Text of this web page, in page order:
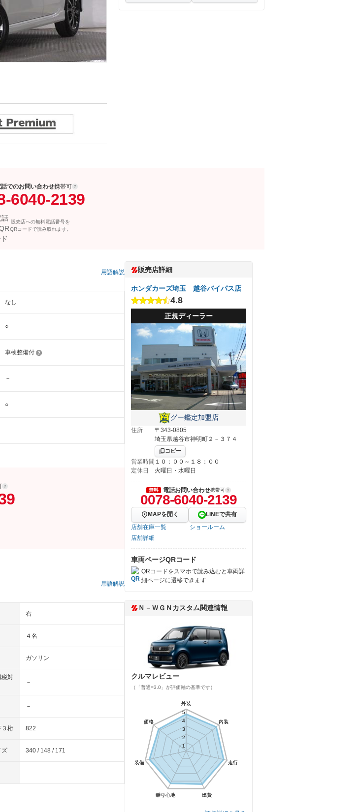
話でのお問い合わせ携帯可
6040-2139
販売店への無料電話番号を
QRコードで読み取れます。
用語解説
なし
○
車検整備付
－
○
用語解説
右
４名
ガソリン
税対
－
－
３桁 822
ズ 340 / 148 / 171
販売店詳細
ホンダカーズ埼玉 越谷バイパス店
4.8
正規ディーラー
グー鑑定加盟店
住所
〒343-0805
埼玉県越谷市神明町２－３７４
コピー
営業時間 １０：００～１８：００
定休日
火曜日・水曜日
無料 電話お問い合わせ携帯可
0078-6040-2139
MAPを開く
LINEで共有
店舗在庫一覧
ショールーム
店舗詳細
車両ページQRコード
QRコードをスマホで読み込むと車両詳
細ページに遷移できます
Ｎ－ＷＧＮカスタム関連情報
クルマレビュー
（「普通=3.0」が評価軸の基準です）
外装
内装
走行
燃費
乗り心地
装備
価格
1
2
3
4
5
外装
内装
走行
燃費
乗り心地
装備
価格
1
2
3
4
5